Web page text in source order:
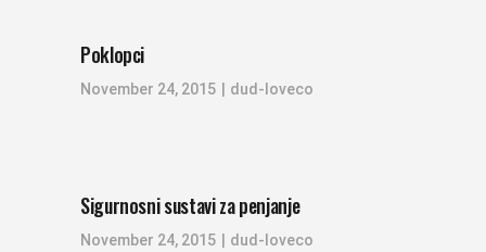
Poklopci
November 24, 2015 dud-loveco
Sigurnosni sustavi za penjanje
November 24, 2015 dud-loveco